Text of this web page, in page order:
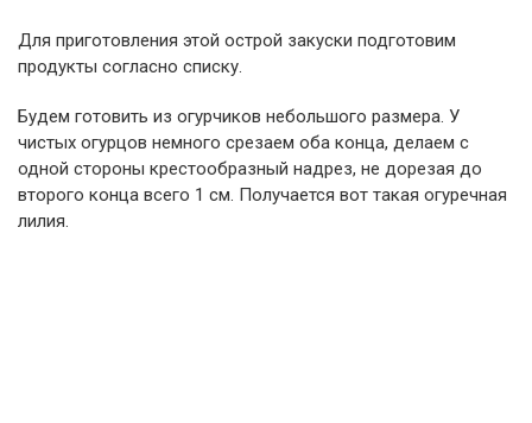
Для приготовления этой острой закуски подготовим
продукты согласно списку.
Будем готовить из огурчиков небольшого размера. У
чистых огурцов немного срезаем оба конца, делаем с
одной стороны крестообразный надрез, не дорезая до
второго конца всего 1 см. Получается вот такая огуречная
лилия.